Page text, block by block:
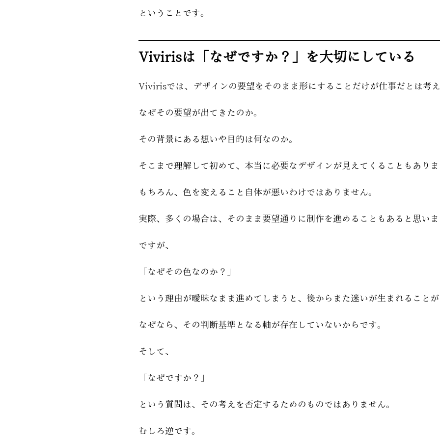
ということです。
Vivirisは「なぜですか？」を大切にしている
Vivirisでは、デザインの要望をそのまま形にすることだけが仕事だとは考え
なぜその要望が出てきたのか。
その背景にある想いや目的は何なのか。
そこまで理解して初めて、本当に必要なデザインが見えてくることもありま
もちろん、色を変えること自体が悪いわけではありません。
実際、多くの場合は、そのまま要望通りに制作を進めることもあると思いま
ですが、
「なぜその色なのか？」
という理由が曖昧なまま進めてしまうと、後からまた迷いが生まれることが
なぜなら、その判断基準となる軸が存在していないからです。
そして、
「なぜですか？」
という質問は、その考えを否定するためのものではありません。
むしろ逆です。